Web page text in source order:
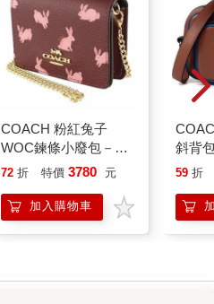
COACH 粉紅兔子
WOC鍊條小廢包－酒
紅
72 折 特價 3780 元
加入購物車
斜背
59 折